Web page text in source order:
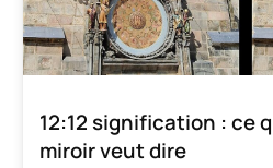
12:12 signification : ce
miroir veut dire